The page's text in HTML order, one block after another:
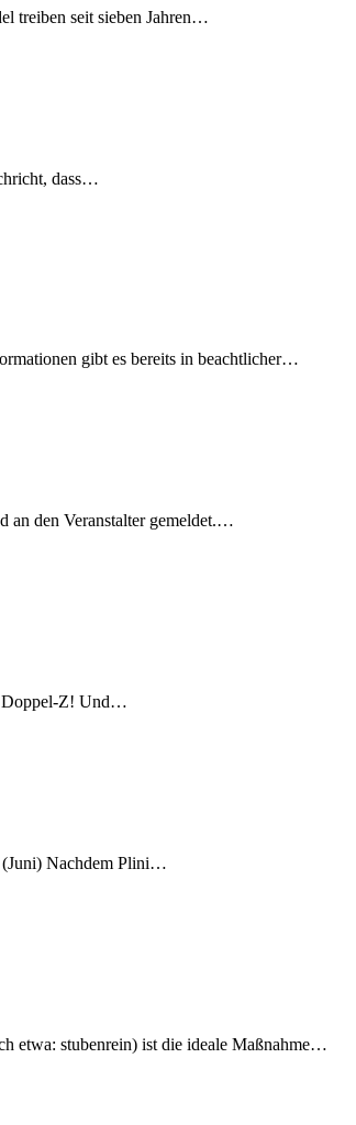
treiben seit sieben Jahren…
dass…
gibt es bereits in beachtlicher…
an den Veranstalter gemeldet.…
Doppel-Z! Und…
(Juni) Nachdem Plini…
etwa: stubenrein) ist die ideale Maßnahme…